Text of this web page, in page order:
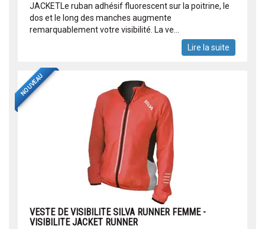
JACKETLe ruban adhésif fluorescent sur la poitrine, le
dos et le long des manches augmente
remarquablement votre visibilité. La ve...
Lire la suite
NOUVEAU
VESTE DE VISIBILITE SILVA RUNNER FEMME -
VISIBILITE JACKET RUNNER